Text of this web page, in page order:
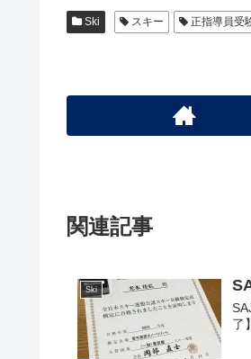
Ski スキー 正指導員受
関連記事
Ski
了】